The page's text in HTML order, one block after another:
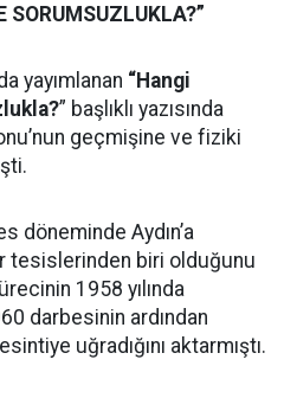
SORUMSUZLUKLA?”
yayımlanan “Hangi
” başlıklı yazısında
geçmişine ve fiziki
döneminde Aydın’a
tesislerinden biri olduğunu
1958 yılında
darbesinin ardından
uğradığını aktarmıştı.